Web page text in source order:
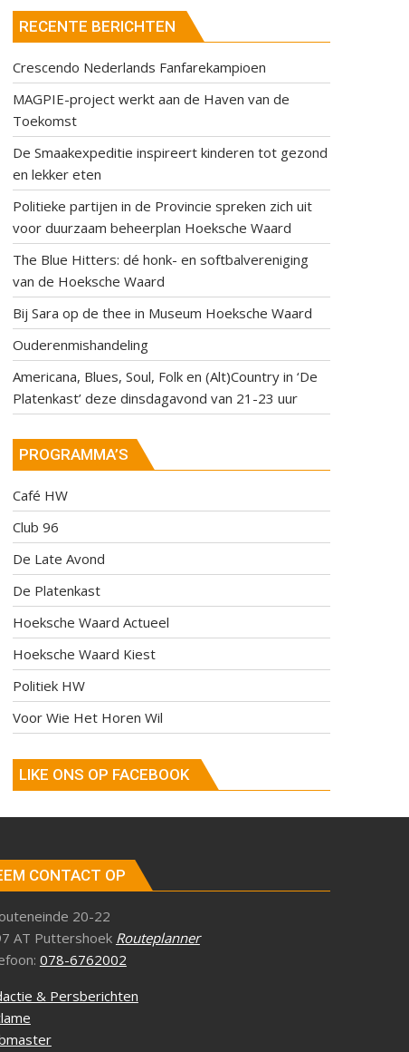
RECENTE BERICHTEN
Crescendo Nederlands Fanfarekampioen
MAGPIE-project werkt aan de Haven van de
Toekomst
De Smaakexpeditie inspireert kinderen tot gezond
en lekker eten
Politieke partijen in de Provincie spreken zich uit
voor duurzaam beheerplan Hoeksche Waard
The Blue Hitters: dé honk- en softbalvereniging
van de Hoeksche Waard
Bij Sara op de thee in Museum Hoeksche Waard
Ouderenmishandeling
Americana, Blues, Soul, Folk en (Alt)Country in ‘De
Platenkast’ deze dinsdagavond van 21-23 uur
PROGRAMMA’S
Café HW
Club 96
De Late Avond
De Platenkast
Hoeksche Waard Actueel
Hoeksche Waard Kiest
Politiek HW
Voor Wie Het Horen Wil
LIKE ONS OP FACEBOOK
CONTACT OP
20-22
AT Puttershoek Routeplanner
078-6762002
& Persberichten